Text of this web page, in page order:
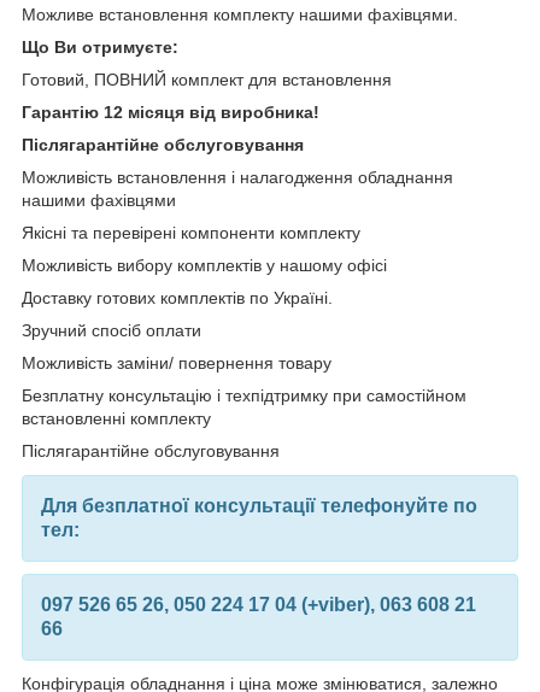
Можливе встановлення комплекту нашими фахівцями.
Що Ви отримуєте:
Готовий, ПОВНИЙ комплект для встановлення
Гарантію 12 місяця від виробника!
Післягарантійне обслуговування
Можливість встановлення і налагодження обладнання
нашими фахівцями
Якісні та перевірені компоненти комплекту
Можливість вибору комплектів у нашому офісі
Доставку готових комплектів по Україні.
Зручний спосіб оплати
Можливість заміни/ повернення товару
Безплатну консультацію і техпідтримку при самостійном
встановленні комплекту
Післягарантійне обслуговування
Для безплатної консультації телефонуйте по
тел:
097 526 65 26, 050 224 17 04 (+viber), 063 608 21
66
Конфігурація обладнання і ціна може змінюватися, залежно